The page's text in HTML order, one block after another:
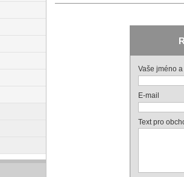
Vaše jméno
E-mail
Text pro